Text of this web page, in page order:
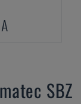
SBZ